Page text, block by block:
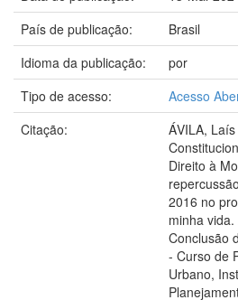
País de publicação:
Brasil
Idioma da publicação:
por
Tipo de acesso:
Acesso
Citação:
ÁVILA,
Direito à
2016 no
minha
Conclusão
- Curso de
Urbano,